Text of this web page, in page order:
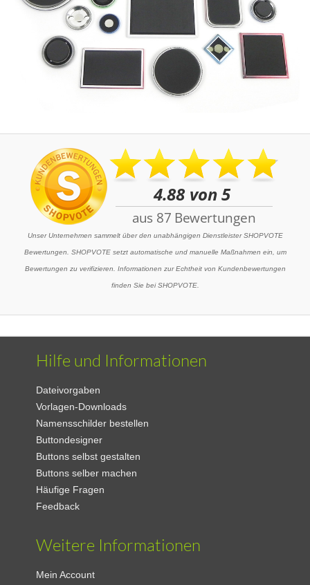
Unser Unternehmen sammelt über den unabhängigen Dienstleister SHOPVOTE
Bewertungen. SHOPVOTE setzt automatische und manuelle Maßnahmen ein, um
Bewertungen zu verifizieren. Informationen zur Echtheit von Kundenbewertungen
finden Sie bei SHOPVOTE.
Hilfe und Informationen
Dateivorgaben
Vorlagen-Downloads
Namensschilder bestellen
Buttondesigner
Buttons selbst gestalten
Buttons selber machen
Häufige Fragen
Feedback
Weitere Informationen
Mein Account